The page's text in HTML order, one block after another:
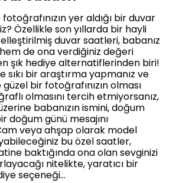
yer aldığı bir duvar
Özellikle son yıllarda bir hayli
duvar saatleri, babanız
de ona verdiğiniz değeri
şık hediye alternatiflerinden biri!
bir araştırma yapmanız ve
bir fotoğrafınızın olması
olmasını tercih etmiyorsanız,
babanızın ismini, doğum
doğum günü mesajını
veya ahşap olarak model
bu özel saatler,
baktığında ona olan sevginizi
nitelikte, yaratıcı bir
seçeneği…